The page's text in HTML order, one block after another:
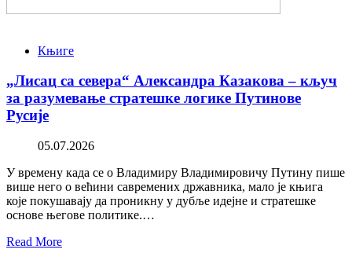
Књиге
„Лисац са севера“ Александра Казакова – кључ
за разумевање стратешке логике Путинове
Русије
05.07.2026
У времену када се о Владимиру Владимировичу Путину пише
више него о већини савремених државника, мало је књига
које покушавају да проникну у дубље идејне и стратешке
основе његове политике.…
Read More